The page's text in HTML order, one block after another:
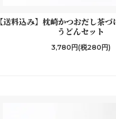
【送料込み】枕崎かつおだし茶
うどんセット
3,780円(税280円)